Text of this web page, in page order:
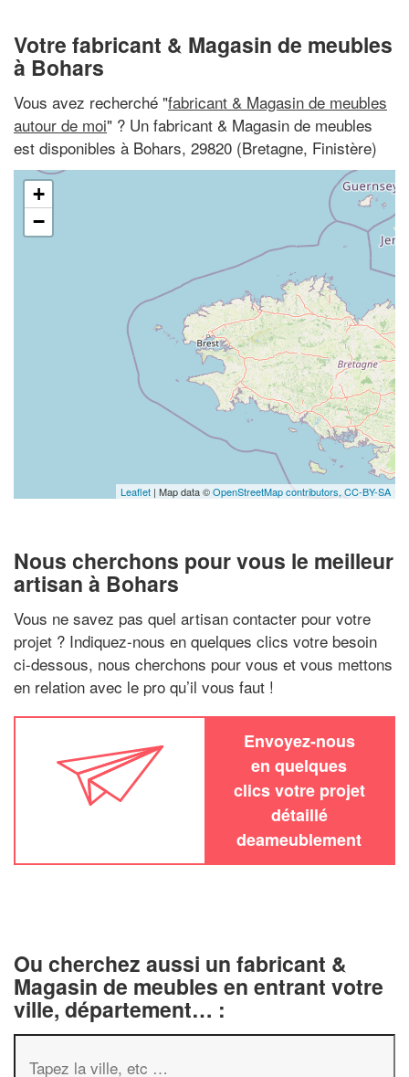
Votre fabricant & Magasin de meubles
à Bohars
Vous avez recherché "fabricant & Magasin de meubles
autour de moi" ? Un fabricant & Magasin de meubles
est disponibles à Bohars, 29820 (Bretagne, Finistère)
+
−
Leaflet | Map data ©OpenStreetMap contributors, CC-BY-SA
Nous cherchons pour vous le meilleur
artisan à Bohars
Vous ne savez pas quel artisan contacter pour votre
projet ? Indiquez-nous en quelques clics votre besoin
ci-dessous, nous cherchons pour vous et vous mettons
en relation avec le pro qu’il vous faut !
Envoyez-nous
en quelques
clics votre projet
détaillé
deameublement
Ou cherchez aussi un fabricant &
Magasin de meubles en entrant votre
ville, département… :